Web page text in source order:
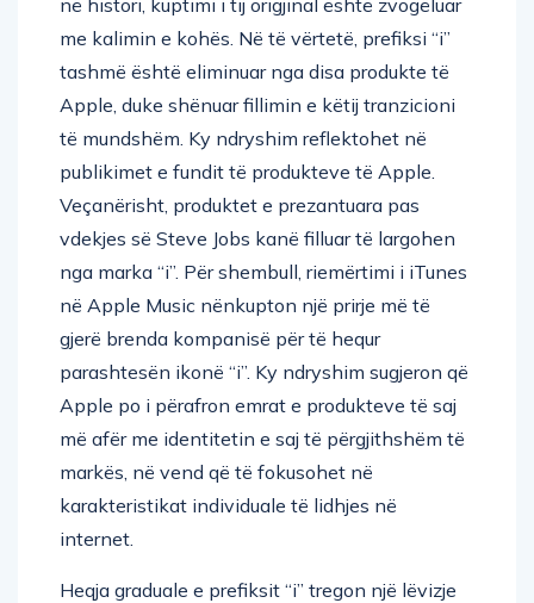
me kalimin e kohës. Në të vërtetë, prefiksi “i”
tashmë është eliminuar nga disa produkte të
Apple, duke shënuar fillimin e këtij tranzicioni
të mundshëm. Ky ndryshim reflektohet në
publikimet e fundit të produkteve të Apple.
Veçanërisht, produktet e prezantuara pas
vdekjes së Steve Jobs kanë filluar të largohen
nga marka “i”. Për shembull, riemërtimi i iTunes
në Apple Music nënkupton një prirje më të
gjerë brenda kompanisë për të hequr
parashtesën ikonë “i”. Ky ndryshim sugjeron që
Apple po i përafron emrat e produkteve të saj
më afër me identitetin e saj të përgjithshëm të
markës, në vend që të fokusohet në
karakteristikat individuale të lidhjes në
internet.
Heqja graduale e prefiksit “i” tregon një lëvizje